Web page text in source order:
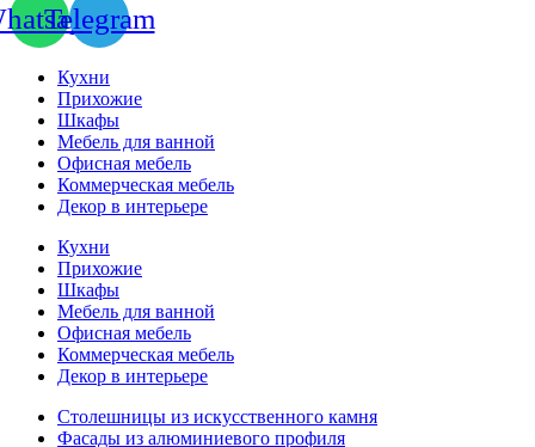
Telegram
Кухни
Прихожие
Шкафы
Мебель для ванной
Офисная мебель
Коммерческая мебель
Декор в интерьере
Кухни
Прихожие
Шкафы
Мебель для ванной
Офисная мебель
Коммерческая мебель
Декор в интерьере
Столешницы из искусственного камня
Фасады из алюминиевого профиля